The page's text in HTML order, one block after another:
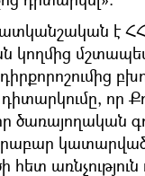
է
կողմից
որ
ծառայողական
առնչություն